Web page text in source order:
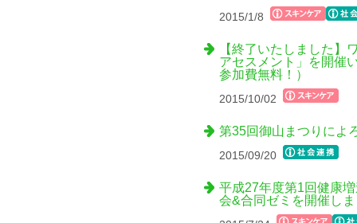
2015/1/8
【終了いたしました
アセスメント」を開催
参加費無料！）
2015/10/02
第35回御山まつりによ
2015/09/20
平成27年度第1回健康
会&合同ゼミを開催し